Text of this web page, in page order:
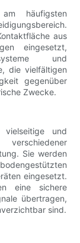
häufigsten
aus
eingesetzt,
und
die vielfältigen
gegenüber
Zwecke.
vielseitige und
Sie werden
eingesetzt.
eine sichere
übertragen,
sind.